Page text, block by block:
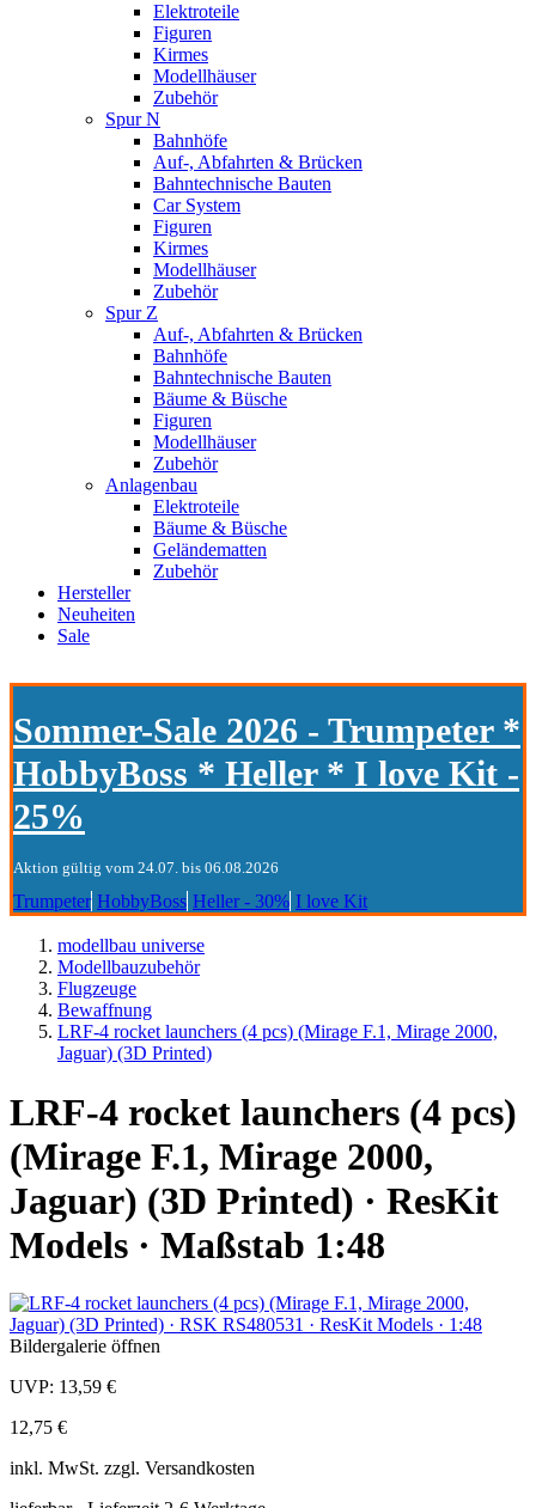
Elektroteile
Figuren
Kirmes
Modellhäuser
Zubehör
Spur N
Bahnhöfe
Auf-, Abfahrten & Brücken
Bahntechnische Bauten
Car System
Figuren
Kirmes
Modellhäuser
Zubehör
Spur Z
Auf-, Abfahrten & Brücken
Bahnhöfe
Bahntechnische Bauten
Bäume & Büsche
Figuren
Modellhäuser
Zubehör
Anlagenbau
Elektroteile
Bäume & Büsche
Geländematten
Zubehör
Hersteller
Neuheiten
Sale
Sommer-Sale 2026 - Trumpeter *
HobbyBoss * Heller * I love Kit -
25%
Aktion gültig vom 24.07. bis 06.08.2026
Trumpeter HobbyBoss Heller - 30% I love Kit
modellbau universe
Modellbauzubehör
Flugzeuge
Bewaffnung
LRF-4 rocket launchers (4 pcs) (Mirage F.1, Mirage 2000,
Jaguar) (3D Printed)
LRF-4 rocket launchers (4 pcs)
(Mirage F.1, Mirage 2000,
Jaguar) (3D Printed) · ResKit
Models · Maßstab 1:48
Bildergalerie öffnen
UVP: 13,59 €
12,75 €
inkl. MwSt. zzgl. Versandkosten